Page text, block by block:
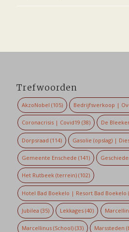
Trefwoorden
AkzoNobel (105) Bedrijfsverkoop |
Coronacrisis | Covid19 (38) De
Dorpsraad (114) Gasolie (opslag) |
Gemeente Enschede (141)
Het Rutbeek (terrein)(102)
Hotel Bad Boekelo | Resort Bad Boekelo
Jubilea (35) Lekkages (40)
Marcellinus (School)(33) Marssteden